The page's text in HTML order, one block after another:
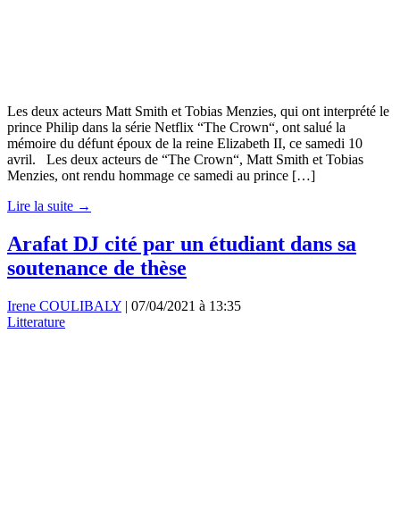
Les deux acteurs Matt Smith et Tobias Menzies, qui ont interprété le
prince Philip dans la série Netflix “The Crown“, ont salué la
mémoire du défunt époux de la reine Elizabeth II, ce samedi 10
avril. Les deux acteurs de “The Crown“, Matt Smith et Tobias
Menzies, ont rendu hommage ce samedi au prince […]
Lire la suite →
Arafat DJ cité par un étudiant dans sa
soutenance de thèse
Irene COULIBALY | 07/04/2021 à 13:35
Litterature